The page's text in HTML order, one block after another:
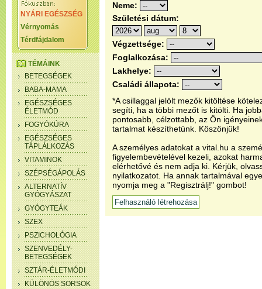
NYÁRI EGÉSZSÉG
Vérnyomás
Térdfájdalom
TÉMÁINK
BETEGSÉGEK
BABA-MAMA
EGÉSZSÉGES
ÉLETMÓD
FOGYÓKÚRA
EGÉSZSÉGES
TÁPLÁLKOZÁS
VITAMINOK
SZÉPSÉGÁPOLÁS
ALTERNATÍV
GYÓGYÁSZAT
GYÓGYTEÁK
SZEX
PSZICHOLÓGIA
SZENVEDÉLY-
BETEGSÉGEK
SZTÁR-ÉLETMÓDI
KÜLÖNÖS SORSOK
Neme:
Születési dátum:
Végzettsége:
Foglalkozása:
Lakhelye:
Családi állapota:
*A csillaggal jelölt mezők kitöltése
segíti, ha a többi mezőt is kitölti. Ha
pontosabb, célzottabb, az Ön
tartalmat készíthetünk. Köszönjük!
A személyes adatokat a vital.hu a
figyelembevételével kezeli, azokat
elérhetővé és nem adja ki. Kérjük,
nyilatkozatot. Ha annak tartalmával
nyomja meg a "Regisztrálj!" gombot!